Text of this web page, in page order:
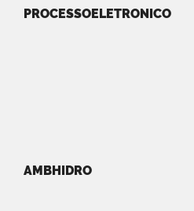
PROCESSOELETRONICO
AMBHIDRO